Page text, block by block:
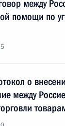
между
помощи по
о
между